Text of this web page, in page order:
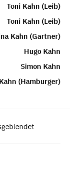
Toni Kahn (Leib)
Toni Kahn (Leib)
Kahn (Gartner)
Hugo Kahn
Simon Kahn
(Hamburger)